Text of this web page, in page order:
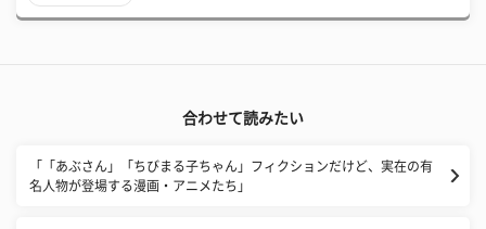
合わせて読みたい
「「あぶさん」「ちびまる子ちゃん」フィクションだけど、実在の有
名人物が登場する漫画・アニメたち」